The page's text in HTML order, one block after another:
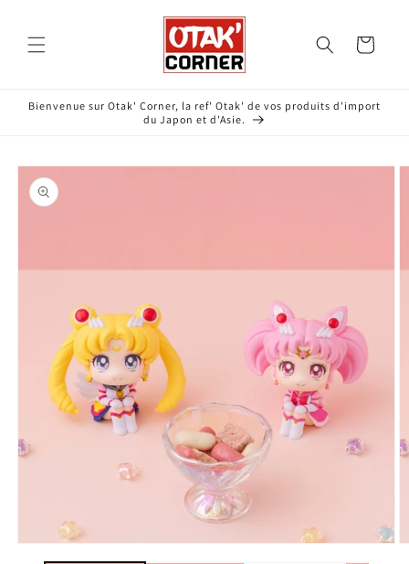
au
contenu
Panier
Bienvenue sur Otak' Corner, la ref' Otak' de vos produits d'import
du Japon et d'Asie.
Passer aux
informations
produits